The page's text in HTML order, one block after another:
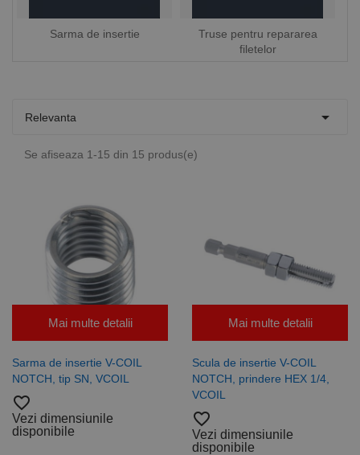
Sarma de insertie
Truse pentru repararea
filetelor
Relevanta 
Se afiseaza 1-15 din 15 produs(e)
Mai multe detalii
Sarma de insertie V-COIL
NOTCH, tip SN, VCOIL
favorite_border
Vezi dimensiunile
disponibile
Mai multe detalii
Scula de insertie V-COIL
NOTCH, prindere HEX 1/4,
VCOIL
favorite_border
Vezi dimensiunile
disponibile